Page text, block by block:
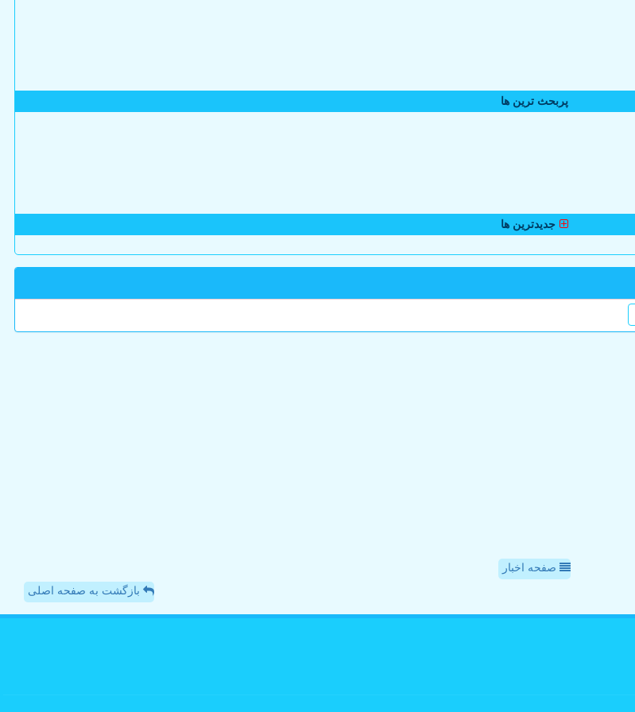
پربحث ترین ها
جدیدترین ها
صفحه اخبار
بازگشت به صفحه اصلی